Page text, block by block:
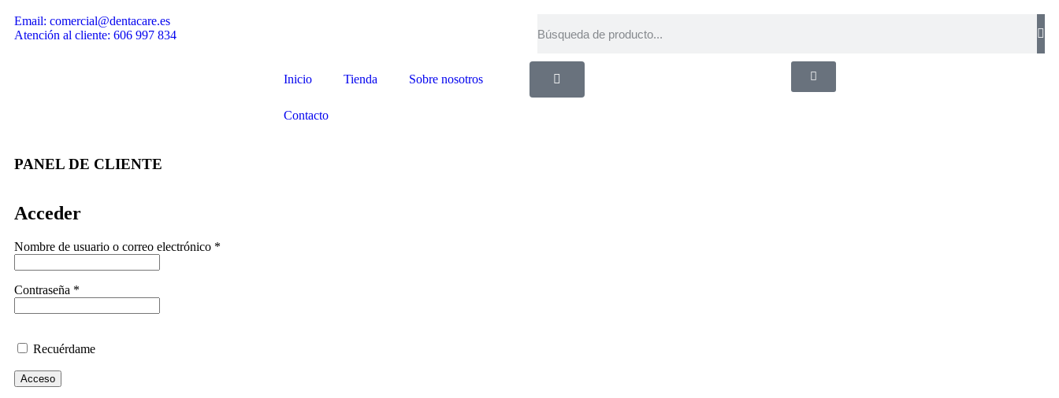
Email: comercial@dentacare.es
Atención al cliente: 606 997 834
Inicio Tienda Sobre nosotros
Contacto
PANEL DE CLIENTE
Acceder
Nombre de usuario o correo electrónico *
Contraseña *
Recuérdame
Acceso